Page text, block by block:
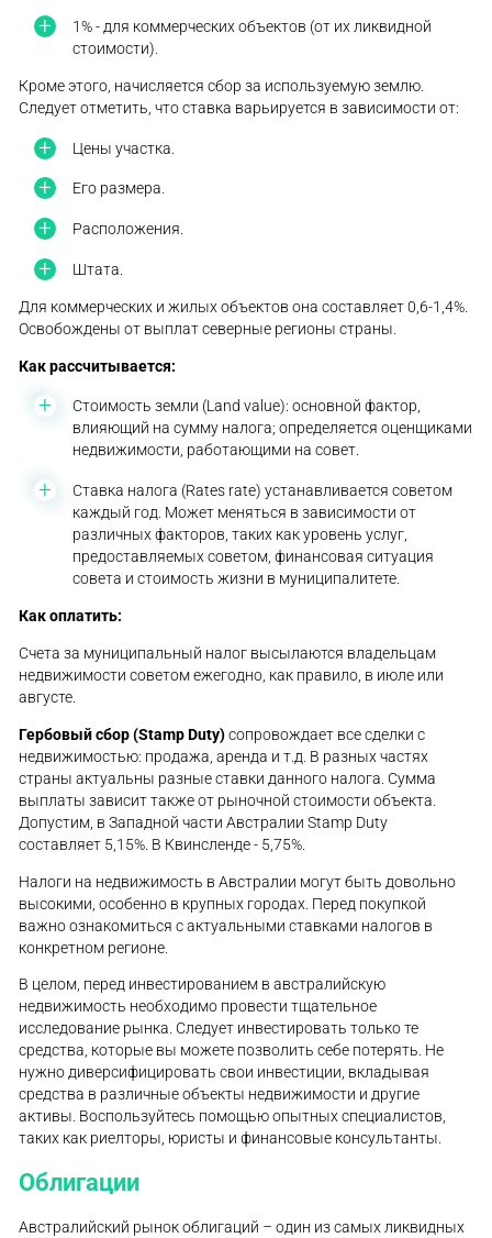
1% - для коммерческих объектов (от их ликвидной
стоимости).
Кроме этого, начисляется сбор за используемую землю.
Следует отметить, что ставка варьируется в зависимости от:
Цены участка.
Его размера.
Расположения.
Штата.
Для коммерческих и жилых объектов она составляет 0,6-1,4%.
Освобождены от выплат северные регионы страны.
Как рассчитывается:
Стоимость земли (Land value): основной фактор,
влияющий на сумму налога; определяется оценщиками
недвижимости, работающими на совет.
Ставка налога (Rates rate) устанавливается советом
каждый год. Может меняться в зависимости от
различных факторов, таких как уровень услуг,
предоставляемых советом, финансовая ситуация
совета и стоимость жизни в муниципалитете.
Как оплатить:
Счета за муниципальный налог высылаются владельцам
недвижимости советом ежегодно, как правило, в июле или
августе.
Гербовый сбор (Stamp Duty)сопровождает все сделки с
недвижимостью: продажа, аренда и т.д. В разных частях
страны актуальны разные ставки данного налога. Сумма
выплаты зависит также от рыночной стоимости объекта.
Допустим, в Западной части Австралии Stamp Duty
составляет 5,15%. В Квинсленде - 5,75%.
Налоги на недвижимость в Австралии могут быть довольно
высокими, особенно в крупных городах. Перед покупкой
важно ознакомиться с актуальными ставками налогов в
конкретном регионе.
В целом, перед инвестированием в австралийскую
недвижимость необходимо провести тщательное
исследование рынка. Следует инвестировать только те
средства, которые вы можете позволить себе потерять. Не
нужно диверсифицировать свои инвестиции, вкладывая
средства в различные объекты недвижимости и другие
активы. Воспользуйтесь помощью опытных специалистов,
таких как риелторы, юристы и финансовые консультанты.
Облигации
Австралийский рынок облигаций – один из самых ликвидных